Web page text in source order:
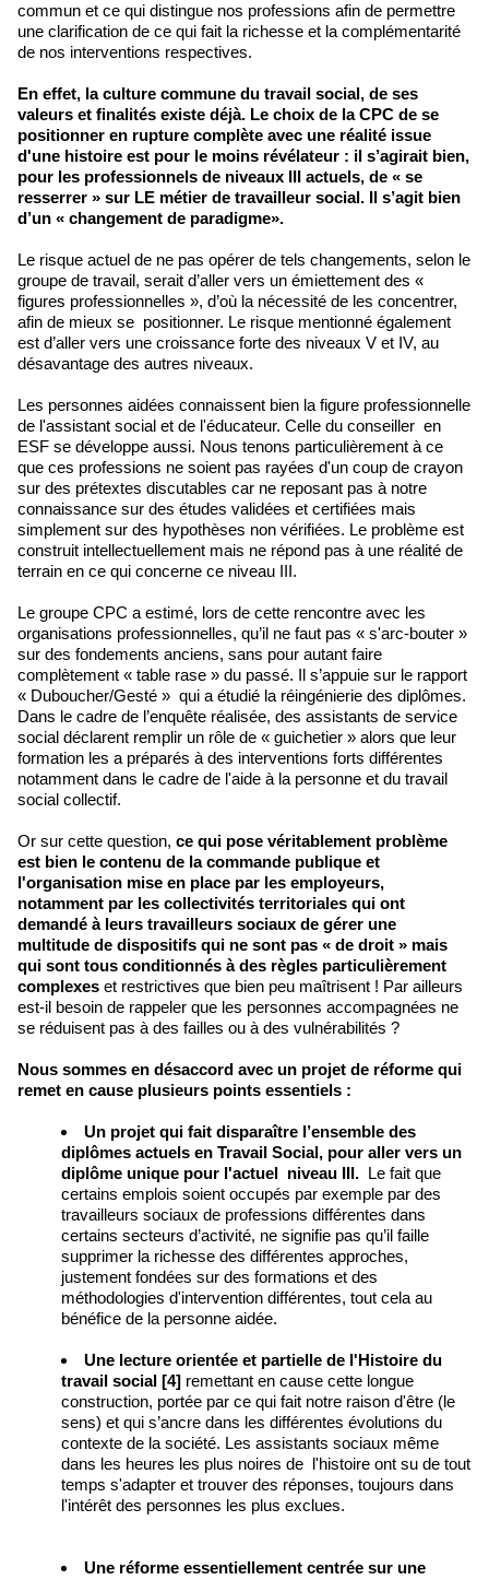
commun et ce qui distingue nos professions afin de permettre
une clarification de ce qui fait la richesse et la complémentarité
de nos interventions respectives.
En effet, la culture commune du travail social, de ses
valeurs et finalités existe déjà. Le choix de la CPC de se
positionner en rupture complète avec une réalité issue
d'une histoire est pour le moins révélateur : il s’agirait bien,
pour les professionnels de niveaux III actuels, de « se
resserrer » sur LE métier de travailleur social. Il s’agit bien
d’un « changement de paradigme».
Le risque actuel de ne pas opérer de tels changements, selon le
groupe de travail, serait d’aller vers un émiettement des «
figures professionnelles », d’où la nécessité de les concentrer,
afin de mieux se positionner. Le risque mentionné également
est d’aller vers une croissance forte des niveaux V et IV, au
désavantage des autres niveaux.
Les personnes aidées connaissent bien la figure professionnelle
de l'assistant social et de l'éducateur. Celle du conseiller en
ESF se développe aussi. Nous tenons particulièrement à ce
que ces professions ne soient pas rayées d'un coup de crayon
sur des prétextes discutables car ne reposant pas à notre
connaissance sur des études validées et certifiées mais
simplement sur des hypothèses non vérifiées. Le problème est
construit intellectuellement mais ne répond pas à une réalité de
terrain en ce qui concerne ce niveau III.
Le groupe CPC a estimé, lors de cette rencontre avec les
organisations professionnelles, qu’il ne faut pas « s'arc-bouter »
sur des fondements anciens, sans pour autant faire
complètement « table rase » du passé. Il s’appuie sur le rapport
« Duboucher/Gesté » qui a étudié la réingénierie des diplômes.
Dans le cadre de l’enquête réalisée, des assistants de service
social déclarent remplir un rôle de « guichetier » alors que leur
formation les a préparés à des interventions forts différentes
notamment dans le cadre de l'aide à la personne et du travail
social collectif.
Or sur cette question, ce qui pose véritablement problème
est bien le contenu de la commande publique et
l'organisation mise en place par les employeurs,
notamment par les collectivités territoriales qui ont
demandé à leurs travailleurs sociaux de gérer une
multitude de dispositifs qui ne sont pas « de droit » mais
qui sont tous conditionnés à des règles particulièrement
complexes et restrictives que bien peu maîtrisent ! Par ailleurs
est-il besoin de rappeler que les personnes accompagnées ne
se réduisent pas à des failles ou à des vulnérabilités ?
Nous sommes en désaccord avec un projet de réforme qui
remet en cause plusieurs points essentiels :
Un projet qui fait disparaître l’ensemble des
diplômes actuels en Travail Social, pour aller vers un
diplôme unique pour l'actuel niveau III. Le fait que
certains emplois soient occupés par exemple par des
travailleurs sociaux de professions différentes dans
certains secteurs d’activité, ne signifie pas qu’il faille
supprimer la richesse des différentes approches,
justement fondées sur des formations et des
méthodologies d'intervention différentes, tout cela au
bénéfice de la personne aidée.
Une lecture orientée et partielle de l'Histoire du
travail social [4] remettant en cause cette longue
construction, portée par ce qui fait notre raison d'être (le
sens) et qui s’ancre dans les différentes évolutions du
contexte de la société. Les assistants sociaux même
dans les heures les plus noires de l'histoire ont su de tout
temps s'adapter et trouver des réponses, toujours dans
l'intérêt des personnes les plus exclues.
Une réforme essentiellement centrée sur une